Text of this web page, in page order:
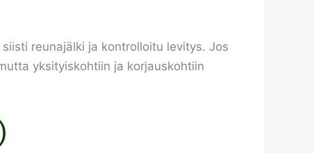
reunajälki ja kontrolloitu levitys. Jos
yksityiskohtiin ja korjauskohtiin